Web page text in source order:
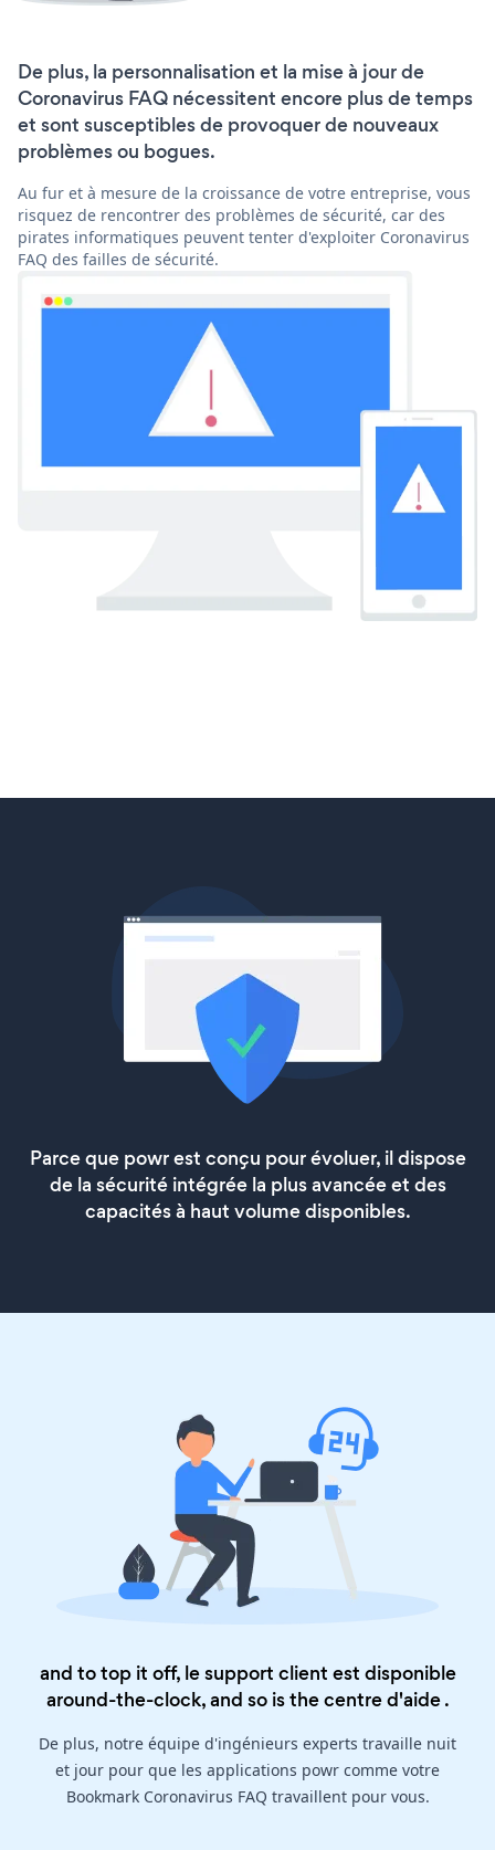
De plus, la personnalisation et la mise à jour de
Coronavirus FAQ nécessitent encore plus de temps
et sont susceptibles de provoquer de nouveaux
problèmes ou bogues.
Au fur et à mesure de la croissance de votre entreprise, vous
risquez de rencontrer des problèmes de sécurité, car des
pirates informatiques peuvent tenter d'exploiter Coronavirus
FAQ des failles de sécurité.
Parce que powr est conçu pour évoluer, il dispose
de la sécurité intégrée la plus avancée et des
capacités à haut volume disponibles.
and to top it off, le support client est disponible
around-the-clock, and so is thecentre d'aide.
De plus, notre équipe d'ingénieurs experts travaille nuit
et jour pour que les applications powr comme votre
Bookmark Coronavirus FAQ travaillent pour vous.